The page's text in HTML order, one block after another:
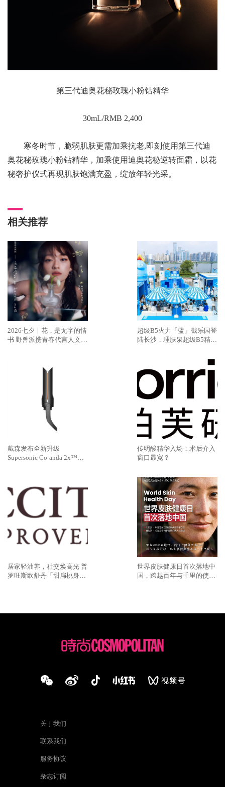
第三代迪奥花秘玫瑰小粉钻精华
30mL/RMB 2,400
寒冬时节，脆弱肌肤更需加乘抗老,即刻使用第三代迪
奥花秘玫瑰小粉钻精华，加乘使用迪奥花秘逆转面霜，以花
秘奢护仪式再现肌肤饱满充盈，绽放年轻光采。
相关推荐
2026七夕｜花，是无字的情
书 野兽派携青春代言人文淇
超级B5火力「蓝」截乐园登
陆长沙，理肤泉超级B5精华
戴森发布全新升级
Supersonic Co-anda 2x™造
传明酸精华入场：术后介入
窗口最宽？
居家轻油养，社交焕高光 普
罗旺斯欧舒丹「甜扁桃身
世界皮肤健康日首次落地中
国，跨越百年与千里的使命
关于我们
联系我们
服务协议
杂志订阅